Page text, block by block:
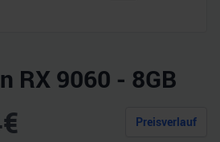
RX 9060 - 8GB
€ Preisverlauf